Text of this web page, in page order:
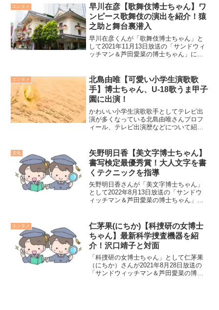
紹介します
エンタメ
早川在彦【歌舞伎博士ちゃん】ワ
ンピース歌舞伎の演出を紹介！猿
之助と舞台裏潜入
早川在彦くんが「歌舞伎博士ちゃん」と
して2021年11月13日放送の「サンドウィ
ッチマン＆芦田愛菜の博士ちゃん」に出
エンタメ
北島由唯【可愛い小学生演歌歌
手】博士ちゃん、U-18歌うま甲子
園に出演！
かわいい小学生演歌歌手としてテレビ出
演が多くなっている北島由唯さんプロフ
ィール、テレビ出演歴などについて紹介
文化
矢野明日香【美文字博士ちゃん】
書写検定最優秀賞！大人文字を書
くテクニックを指導
矢野明日香さんが「美文字博士ちゃん」
として2022年8月13日放送の「サンドウ
ィッチマン＆芦田愛菜の博士ちゃん」に
エンタメ
仁茅果(にちか)【科捜研の女博士
ちゃん】最新科学捜査機器を紹
介！沢口靖子と対面
「科捜研の女博士ちゃん」として仁茅果
（にちか）さんが2021年8月28日放送の
「サンドウィッチマン＆芦田愛菜の博士